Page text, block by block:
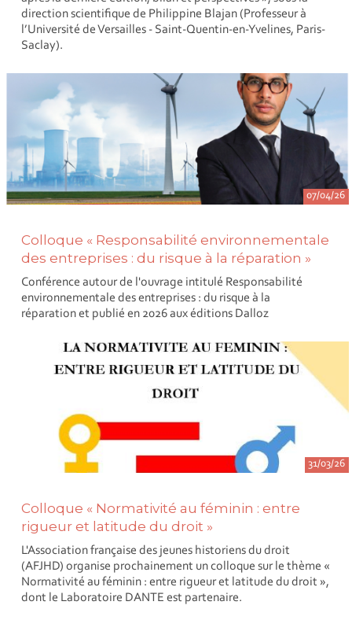
direction scientifique de Philippine Blajan (Professeur à
l’Université de Versailles - Saint-Quentin-en-Yvelines, Paris-
Saclay).
07/04/26
Colloque « Responsabilité environnementale
des entreprises : du risque à la réparation »
Conférence autour de l'ouvrage intitulé Responsabilité
environnementale des entreprises : du risque à la
réparation et publié en 2026 aux éditions Dalloz
31/03/26
Colloque « Normativité au féminin : entre
rigueur et latitude du droit »
L'Association française des jeunes historiens du droit
(AFJHD) organise prochainement un colloque sur le thème «
Normativité au féminin : entre rigueur et latitude du droit »,
dont le Laboratoire DANTE est partenaire.